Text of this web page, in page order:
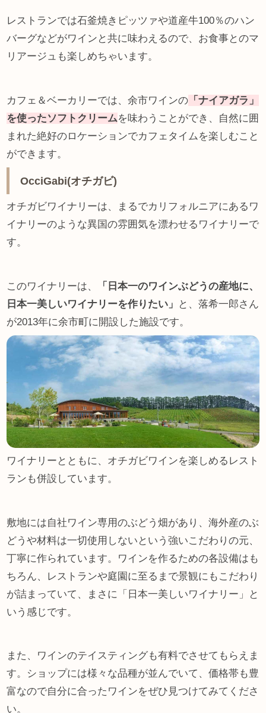
レストランでは石釜焼きピッツァや道産牛100％のハン
バーグなどがワインと共に味わえるので、お食事とのマ
リアージュも楽しめちゃいます。
カフェ＆ベーカリーでは、余市ワインの 「ナイアガラ」
を使ったソフトクリームを味わうことができ、自然に囲
まれた絶好のロケーションでカフェタイムを楽しむこと
ができます。
OcciGabi(オチガビ)
オチガビワイナリーは、まるでカリフォルニアにあるワ
イナリーのような異国の雰囲気を漂わせるワイナリーで
す。
このワイナリーは、
「日本一のワインぶどうの産地に、
日本一美しいワイナリーを作りたい」
と、落希一郎さん
が2013年に余市町に開設した施設です。
ワイナリーとともに、オチガビワインを楽しめるレスト
ランも併設しています。
敷地には自社ワイン専用のぶどう畑があり、海外産のぶ
どうや材料は一切使用しないという強いこだわりの元、
丁寧に作られています。ワインを作るための各設備はも
ちろん、レストランや庭園に至るまで景観にもこだわり
が詰まっていて、まさに「日本一美しいワイナリー」と
いう感じです。
また、ワインのテイスティングも有料でさせてもらえま
す。ショップには様々な品種が並んでいて、価格帯も豊
富なので自分に合ったワインをぜひ見つけてみてくださ
い。